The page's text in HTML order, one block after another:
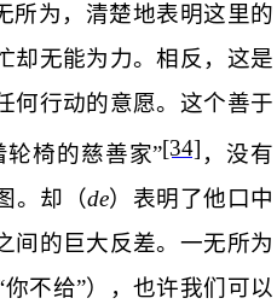
所为 ，清楚地表明这里的
却无能为力。相反，这是
何行动的意愿。这个善于
轮椅的慈善家”[34] ，没有
。 却 （de）表明了他口中
间的巨大反差。 一无所为
不给”），也许我们可以